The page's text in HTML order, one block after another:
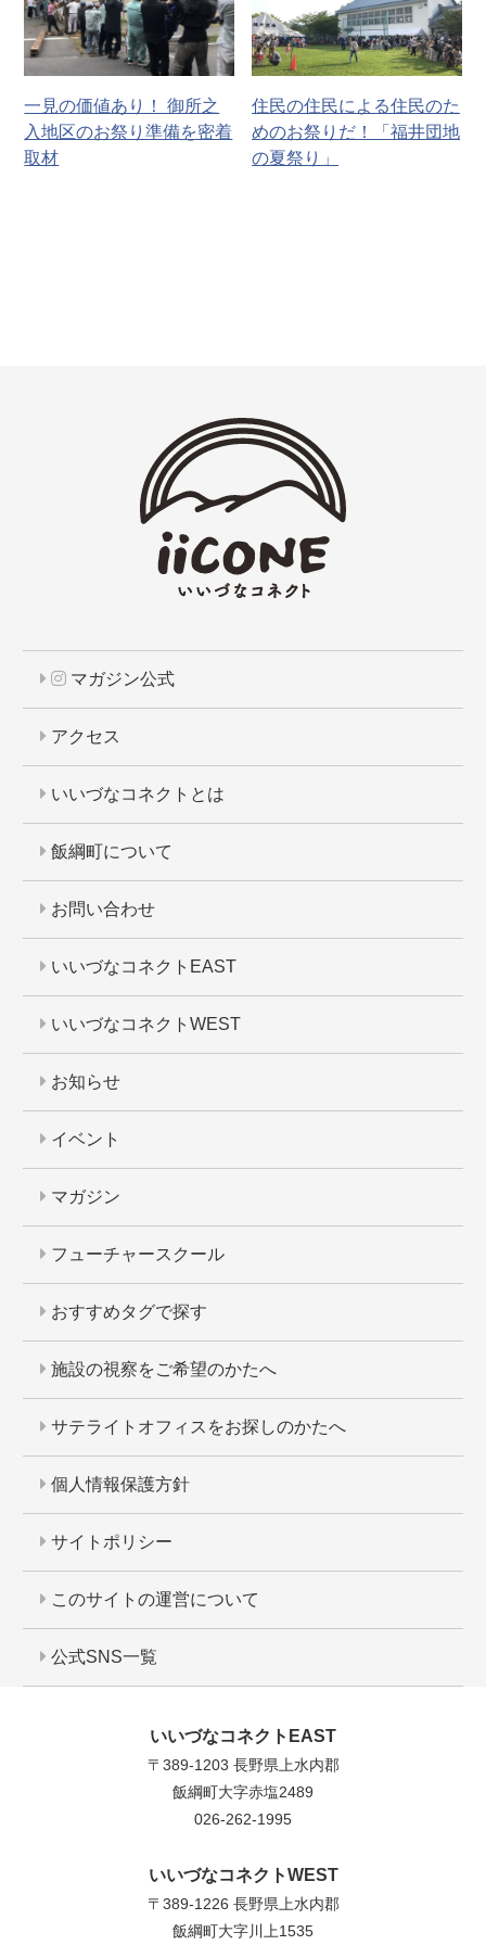
一見の価値あり！ 御所之
入地区のお祭り準備を密着
取材
住民の住民による住民のた
めのお祭りだ！「福井団地
の夏祭り」
マガジン公式
アクセス
いいづなコネクトとは
飯綱町について
お問い合わせ
いいづなコネクトEAST
いいづなコネクトWEST
お知らせ
イベント
マガジン
フューチャースクール
おすすめタグで探す
施設の視察をご希望のかたへ
サテライトオフィスをお探しのかたへ
個人情報保護方針
サイトポリシー
このサイトの運営について
公式SNS一覧
いいづなコネクトEAST
〒389-1203 長野県上水内郡
飯綱町大字赤塩2489
026-262-1995
いいづなコネクトWEST
〒389-1226 長野県上水内郡
飯綱町大字川上1535